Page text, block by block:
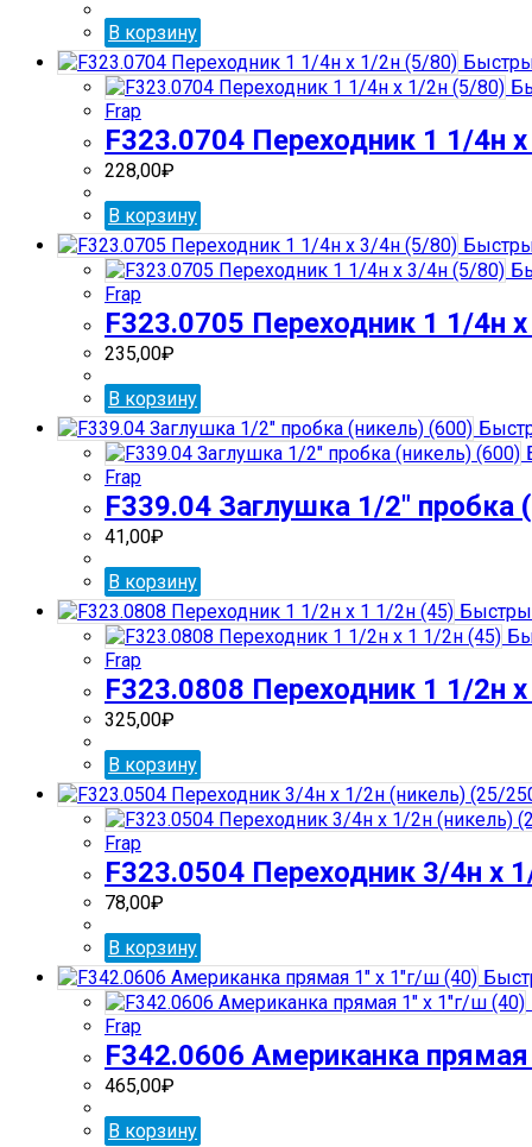
В корзину
Frap
F323.0704 Переходник 1 1/4н
228,00₽
В корзину
Frap
F323.0705 Переходник 1 1/4н
235,00₽
В корзину
Frap
F339.04 Заглушка 1/2″ пробка
41,00₽
В корзину
Frap
F323.0808 Переходник 1 1/2н
325,00₽
В корзину
Frap
F323.0504 Переходник 3/4н х
78,00₽
В корзину
Frap
F342.0606 Американка прямая
465,00₽
В корзину